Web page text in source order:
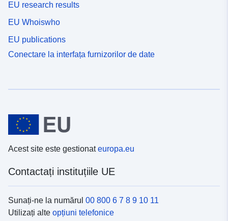
EU research results
EU Whoiswho
EU publications
Conectare la interfața furnizorilor de date
Acest site este gestionateuropa.eu
Contactați instituțiile UE
Sunați-ne la numărul 00 800 6 7 8 9 10 11
Utilizați alte opțiuni telefonice